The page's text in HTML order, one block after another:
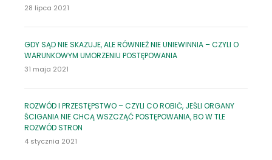
28 lipca 2021
GDY SĄD NIE SKAZUJE, ALE RÓWNIEŻ NIE UNIEWINNIA – CZYLI O
WARUNKOWYM UMORZENIU POSTĘPOWANIA
31 maja 2021
ROZWÓD I PRZESTĘPSTWO – CZYLI CO ROBIĆ, JEŚLI ORGANY
ŚCIGANIA NIE CHCĄ WSZCZĄĆ POSTĘPOWANIA, BO W TLE
ROZWÓD STRON
4 stycznia 2021